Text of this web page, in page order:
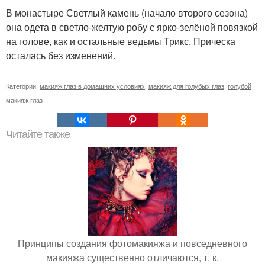
В монастыре Светлый камень (начало второго сезона)
она одета в светло-желтую робу с ярко-зелёной повязкой
на голове, как и остальные ведьмы Трикс. Прическа
осталась без изменений.
Категории: макияж глаз в домашних условиях макияж для голубых глаз голубой
макияж глаз
Читайте также
Принципы создания фотомакияжа и повседневного
макияжа существенно отличаются, т. к.